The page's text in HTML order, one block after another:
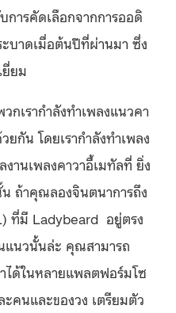
ารคัดเลือกจากการออดิ
ะบาดเมื่อต้นปีที่ผ่านมา ซึ่ง
ยม
เรากำลังทำเพลงแนวคา
กัน โดยเรากำลังทำเพลง
านเพลงคาวาอี้เมทัลที่ ยิ่ง
ถ้าคุณลองจินตนาการถึง
ที่มี Ladybeard อยู่ตรง
แนวนั้นล่ะ คุณสามารถ
ได้ในหลายแพลตฟอร์มโซ
ะคนและของวง เตรียมตัว